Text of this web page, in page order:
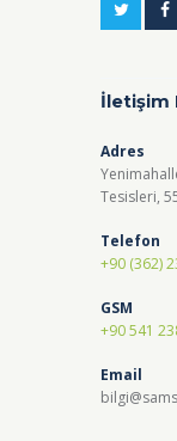
İletişim
Adres
Tesisleri,
Telefon
+90 (362)
GSM
+90 541
Email